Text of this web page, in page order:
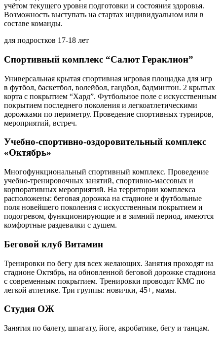
учётом текущего уровня подготовки и состояния здоровья.
Возможность выступать на стартах индивидуальном или в
составе команды.
для подростков 17-18 лет
Спортивный комплекс “Салют Гераклион”
Универсальная крытая спортивная игровая площадка для игр
в футбол, баскетбол, волейбол, гандбол, бадминтон. 2 крытых
корта с покрытием “Хард”. Футбольное поле с искусственным
покрытием последнего поколения и легкоатлетическими
дорожками по периметру. Проведение спортивных турниров,
мероприятий, встреч.
Учебно-спортивно-оздоровительный комплекс
«Октябрь»
Многофункциональный спортивный комплекс. Проведение
учебно-тренировочных занятий, спортивно-массовых и
корпоративных мероприятий. На территории комплекса
расположены: беговая дорожка на стадионе и футбольные
поля новейшего поколения с искусственным покрытием и
подогревом, функционирующие и в зимний период, имеются
комфортные раздевалки с душем.
Беговой клуб Витамин
Тренировки по бегу для всех желающих. Занятия проходят на
стадионе Октябрь, на обновленной беговой дорожке стадиона
с современным покрытием. Тренировки проводит КМС по
легкой атлетике. Три группы: новички, 45+, мамы.
Студия ОЖ
Занятия по балету, шпагату, йоге, акробатике, бегу и танцам.